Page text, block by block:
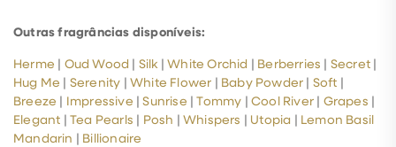
Outras fragrâncias disponíveis:
Herme | Oud Wood | Silk |White Orchid | Berberries | Secret |
Hug Me | Serenity |White Flower | Baby Powder | Soft |
Breeze | Impressive |Sunrise |Tommy |Cool River | Grapes |
Elegant |Tea Pearls | Posh |Whispers | Utopia | Lemon Basil
Mandarin | Billionaire